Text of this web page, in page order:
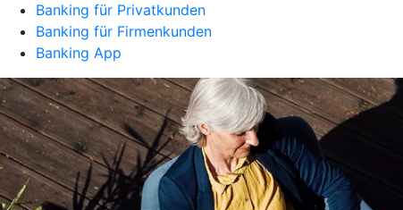
Banking für Privatkunden
Banking für Firmenkunden
Banking App